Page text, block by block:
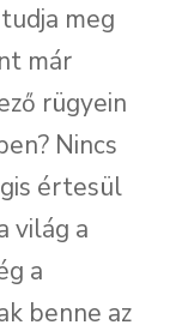
meg
már
rügyein
Nincs
értesül
világ a
a
benne az